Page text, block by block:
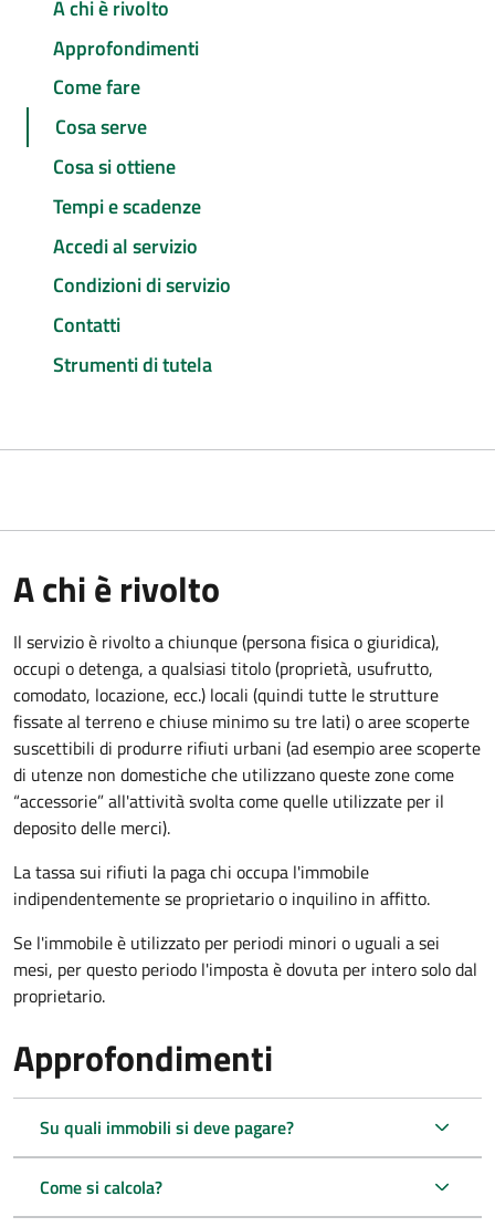
A chi è rivolto
Approfondimenti
Come fare
Cosa serve
Cosa si ottiene
Tempi e scadenze
Accedi al servizio
Condizioni di servizio
Contatti
Strumenti di tutela
A chi è rivolto
Il servizio è rivolto a chiunque (persona fisica o giuridica),
occupi o detenga, a qualsiasi titolo (proprietà, usufrutto,
comodato, locazione, ecc.) locali (quindi tutte le strutture
fissate al terreno e chiuse minimo su tre lati) o aree scoperte
suscettibili di produrre rifiuti urbani (ad esempio aree scoperte
di utenze non domestiche che utilizzano queste zone come
“accessorie” all'attività svolta come quelle utilizzate per il
deposito delle merci).
La tassa sui rifiuti la paga chi occupa l'immobile
indipendentemente se proprietario o inquilino in affitto.
Se l'immobile è utilizzato per periodi minori o uguali a sei
mesi, per questo periodo l'imposta è dovuta per intero solo dal
proprietario.
Approfondimenti
Su quali immobili si deve pagare?
Come si calcola?